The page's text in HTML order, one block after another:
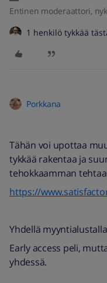
Entinen moderaattori,
1 henkilö tykkää
Porkkana
Tähän voi upottaa
tykkää rakentaa ja
tehokkaamman
https://
Yhdellä
Early access peli,
yhdessä.